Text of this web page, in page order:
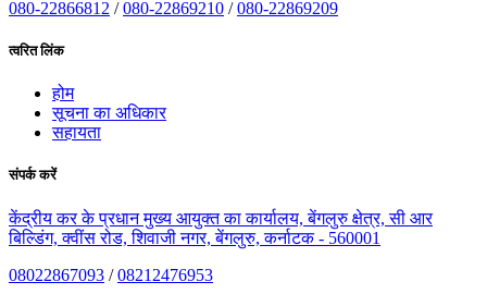
080-22866812 /080-22869210 /080-22869209
त्वरित लिंक
होम
सूचना का अधिकार
सहायता
संपर्क करें
केंद्रीय कर के प्रधान मुख्य आयुक्त का कार्यालय, बेंगलुरु क्षेत्र, सी आर
बिल्डिंग, क्वींस रोड, शिवाजी नगर, बेंगलुरु, कर्नाटक - 560001
08022867093 /08212476953